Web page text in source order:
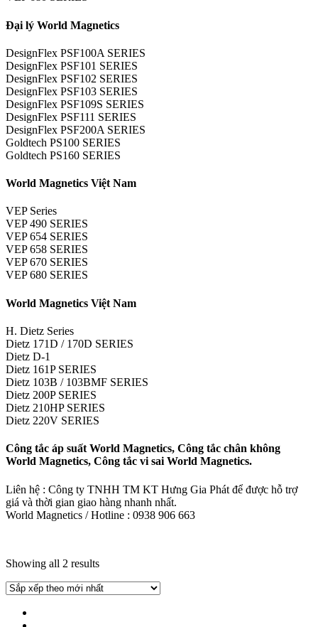
Đại lý World Magnetics
DesignFlex PSF100A SERIES
DesignFlex PSF101 SERIES
DesignFlex PSF102 SERIES
DesignFlex PSF103 SERIES
DesignFlex PSF109S SERIES
DesignFlex PSF111 SERIES
DesignFlex PSF200A SERIES
Goldtech PS100 SERIES
Goldtech PS160 SERIES
World Magnetics Việt Nam
VEP Series
VEP 490 SERIES
VEP 654 SERIES
VEP 658 SERIES
VEP 670 SERIES
VEP 680 SERIES
World Magnetics Việt Nam
H. Dietz Series
Dietz 171D / 170D SERIES
Dietz D-1
Dietz 161P SERIES
Dietz 103B / 103BMF SERIES
Dietz 200P SERIES
Dietz 210HP SERIES
Dietz 220V SERIES
Công tắc áp suất World Magnetics, Công tắc chân không
World Magnetics, Công tắc vi sai World Magnetics.
Liên hệ : Công ty TNHH TM KT Hưng Gia Phát để được hỗ trợ
giá và thời gian giao hàng nhanh nhất.
World Magnetics / Hotline : 0938 906 663
Showing all 2 results